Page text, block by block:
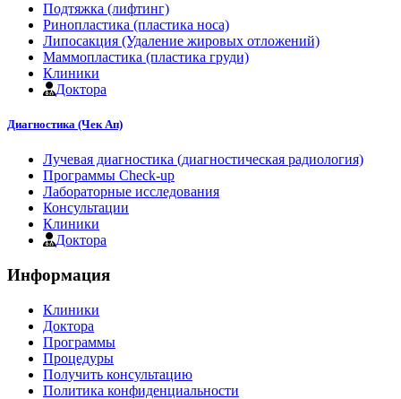
Подтяжка (лифтинг)
Ринопластика (пластика носа)
Липосакция (Удаление жировых отложений)
Маммопластика (пластика груди)
Клиники
Доктора
Диагностика (Чек Ап)
Лучевая диагностика (диагностическая радиология)
Программы Check-up
Лабораторные исследования
Консультации
Клиники
Доктора
Информация
Клиники
Доктора
Программы
Процедуры
Получить консультацию
Политика конфиденциальности